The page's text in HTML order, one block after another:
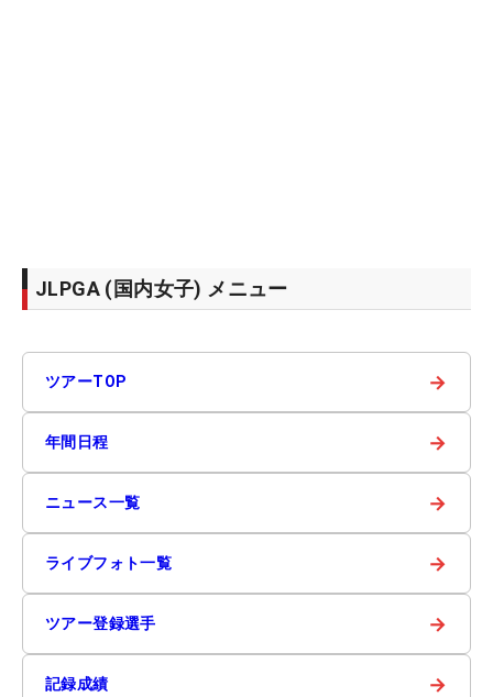
JLPGA (国内女子) メニュー
ツアーTOP →
年間日程 →
ニュース一覧 →
ライブフォト一覧 →
ツアー登録選手 →
記録成績 →